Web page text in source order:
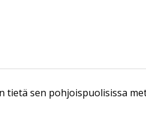
tietä sen pohjoispuolisissa